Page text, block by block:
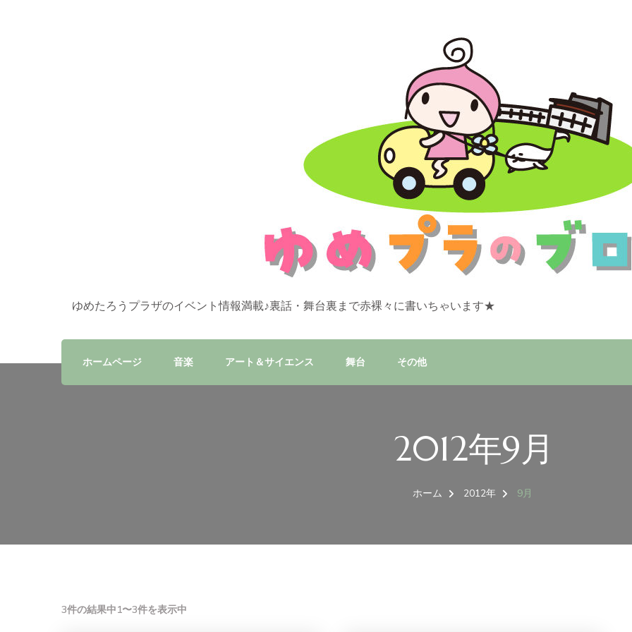
ゆめたろうプラザのイベント情報満載♪裏話・舞台裏まで赤裸々に書いちゃいます★
ホームページ 音楽 アート＆サイエンス 舞台 その他
2012年9月
ホーム 2012年 9月
3件の結果中1〜3件を表示中